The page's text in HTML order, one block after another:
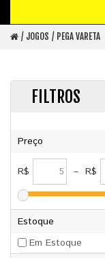
JOGOS PEGA VARETA
FILTROS
Preço
R$ – R$
Estoque
Em Estoque